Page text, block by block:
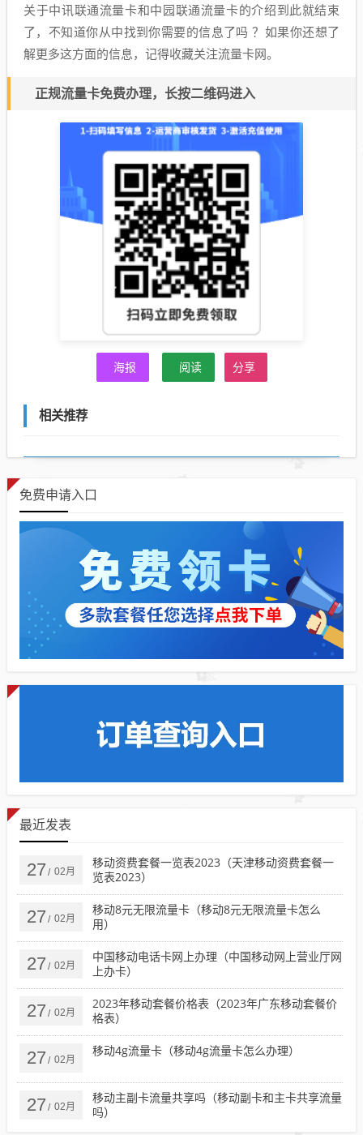
关于中讯联通流量卡和中园联通流量卡的介绍到此就结束
了，不知道你从中找到你需要的信息了吗 ？如果你还想了
解更多这方面的信息，记得收藏关注流量卡网。
正规流量卡免费办理，长按二维码进入
海报 阅读 分享
相关推荐
免费申请入口
最近发表
27 / 02月
移动资费套餐一览表2023（天津移动资费套餐一
览表2023）
27 / 02月
移动8元无限流量卡（移动8元无限流量卡怎么
用）
27 / 02月
中国移动电话卡网上办理（中国移动网上营业厅网
上办卡）
27 / 02月
2023年移动套餐价格表（2023年广东移动套餐价
格表）
27 / 02月
移动4g流量卡（移动4g流量卡怎么办理）
27 / 02月
移动主副卡流量共享吗（移动副卡和主卡共享流量
吗）